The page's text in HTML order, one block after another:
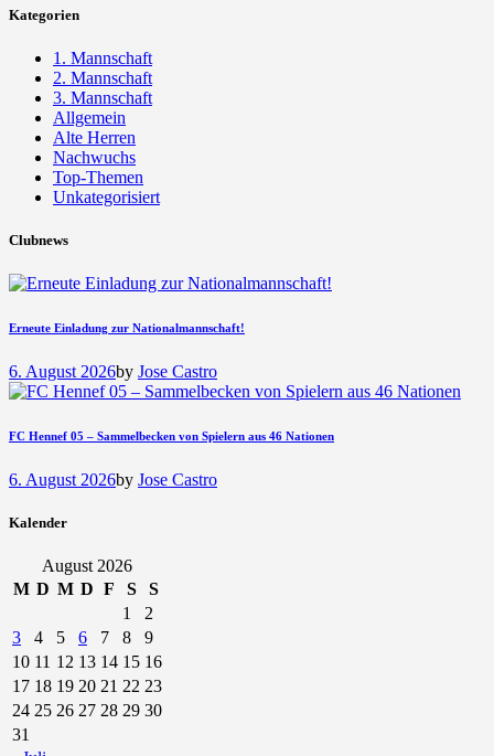
Kategorien
1. Mannschaft
2. Mannschaft
3. Mannschaft
Allgemein
Alte Herren
Nachwuchs
Top-Themen
Unkategorisiert
Clubnews
Erneute Einladung zur Nationalmannschaft!
6. August 2026by Jose Castro
FC Hennef 05 – Sammelbecken von Spielern aus 46 Nationen
6. August 2026by Jose Castro
Kalender
August 2026
M D M D F S
S
1
2
3
4 5 6 7 8
9
10 11 12 13 14 15 16
17 18 19 20 21 22 23
24 25 26 27 28 29 30
31